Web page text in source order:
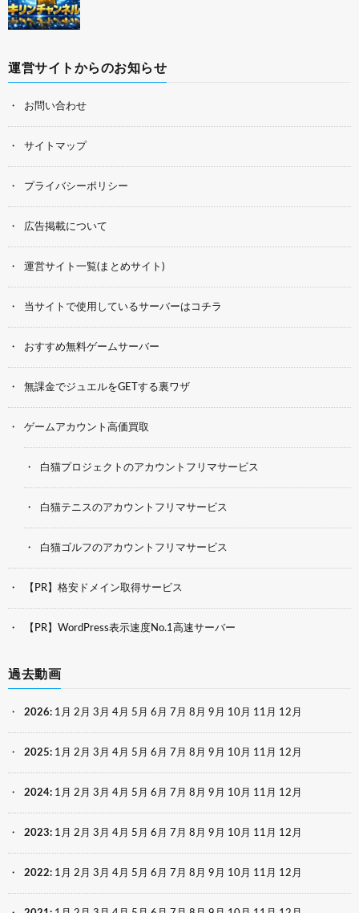
運営サイトからのお知らせ
お問い合わせ
サイトマップ
プライバシーポリシー
広告掲載について
運営サイト一覧(まとめサイト)
当サイトで使用しているサーバーはコチラ
おすすめ無料ゲームサーバー
無課金でジュエルをGETする裏ワザ
ゲームアカウント高価買取
白猫プロジェクトのアカウントフリマサービス
白猫テニスのアカウントフリマサービス
白猫ゴルフのアカウントフリマサービス
【PR】格安ドメイン取得サービス
【PR】WordPress表示速度No.1高速サーバー
過去動画
2026: 1月 2月 3月 4月 5月 6月 7月 8月 9月 10月 11月 12月
2025: 1月 2月 3月 4月 5月 6月 7月 8月 9月 10月 11月 12月
2024: 1月 2月 3月 4月 5月 6月 7月 8月 9月 10月 11月 12月
2023: 1月 2月 3月 4月 5月 6月 7月 8月 9月 10月 11月 12月
2022: 1月 2月 3月 4月 5月 6月 7月 8月 9月 10月 11月 12月